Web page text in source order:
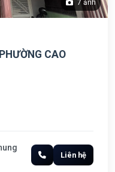
7 ảnh
CAO
Liên hệ